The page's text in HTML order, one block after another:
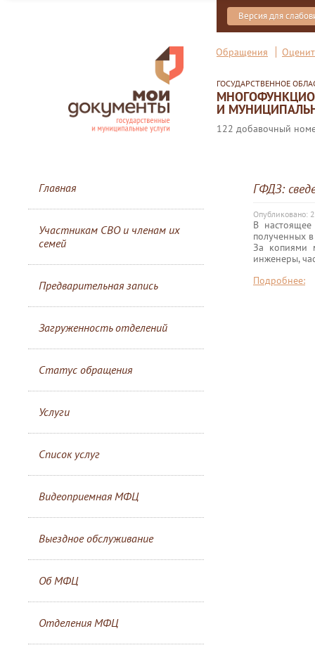
Версия для
Обращения
ГОСУДАРСТВЕННОЕ
И
122 добавочный
Главная
Участникам СВО и членам их
семей
Предварительная запись
Загруженность отделений
Статус обращения
Услуги
Список услуг
Видеоприемная МФЦ
Выездное обслуживание
Об МФЦ
Отделения МФЦ
ГФДЗ:
Опубликовано:
В настоящее
полученных
За копиями
инженеры,
Подробнее: